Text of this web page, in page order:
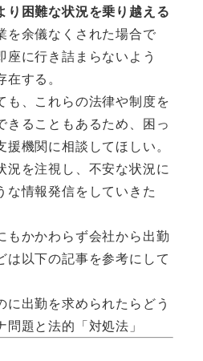
り困難な状況を乗り越える
を余儀なくされた場合で
座に行き詰まらないよう
する。
、これらの法律や制度を
きることもあるため、困っ
機関に相談してほしい。
を注視し、不安な状況に
な情報発信をしていきた
かかわらず会社から出勤
は以下の記事を参考にして
に出勤を求められたらどう
題と法的「対処法」